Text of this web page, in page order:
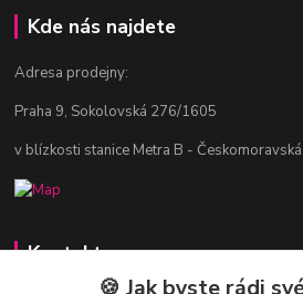
Kde nás najdete
Adresa prodejny:
Praha 9, Sokolovská 276/1605
v blízkosti stanice Metra B - Českomoravská
Kontakty
🍪 Jak byste rádi